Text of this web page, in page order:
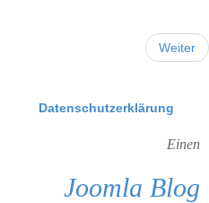
Weiter
Datenschutzerklärung
Einen
Joomla Blog